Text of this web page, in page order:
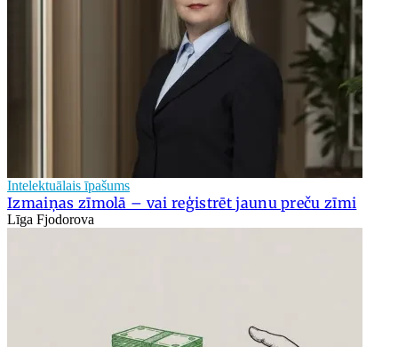
Intelektuālais īpašums
Izmaiņas zīmolā – vai reģistrēt jaunu preču zīmi
Līga Fjodorova